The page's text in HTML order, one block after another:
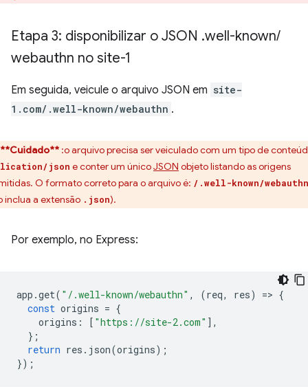
Etapa 3: disponibilizar o JSON .well-known/
webauthn no site-1
Em seguida, veicule o arquivo JSON em site-
1.com/.well-known/webauthn .
**Cuidado** :o arquivo precisa ser veiculado com um tipo de
json e conter um únicoJSON objeto listando as origens
O formato correto para o arquivo é: /.well-known/webauthn
inclua a extensão .json).
Por exemplo, no Express:
app .get( "/.well-known/webauthn" , (req, res) => {
const origins = {
origins : [ "https://site-2.com" ],
};
return res . json(origins);
});